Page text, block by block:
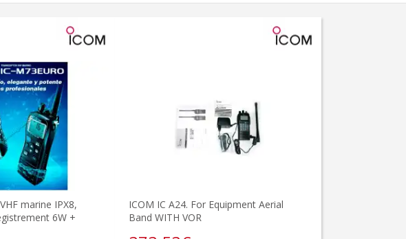
marine IPX8,
6W +
ICOM IC A24. For Equipment Aerial
Band WITH VOR